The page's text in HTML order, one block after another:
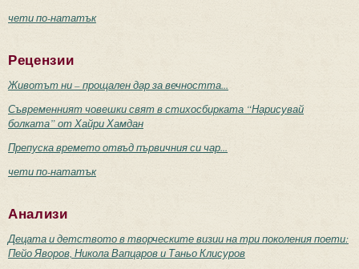
чети по-нататък
Рецензии
Животът ни – прощален дар за вечността...
Съвременният човешки свят в стихосбирката “Нарисувай
болката” от Хайри Хамдан
Препуска времето отвъд първичния си чар...
чети по-нататък
Анализи
Децата и детството в творческите визии на три поколения поети:
Пейо Яворов, Никола Вапцаров и Таньо Клисуров